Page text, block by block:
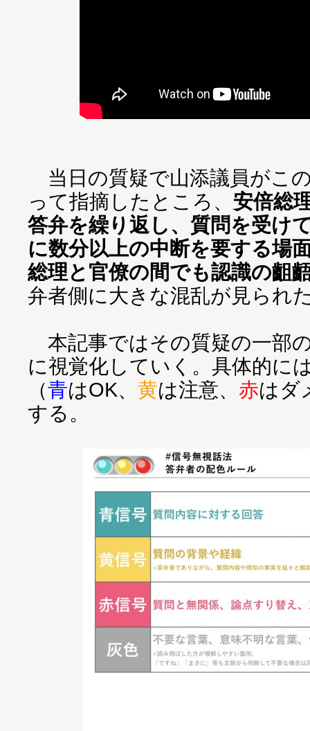
当日の質疑で山添議員がこ
って指摘したところ、 安倍総
答弁を繰り返し、質問を受け
に数分以上の中断を要する場
総理と官僚の間でも認識の齟
弁者側に大きな混乱が見られ
本記事ではその質疑の一部
に視覚化していく。具体的に
（青はOK、 黄は注意、 赤はダ
する。